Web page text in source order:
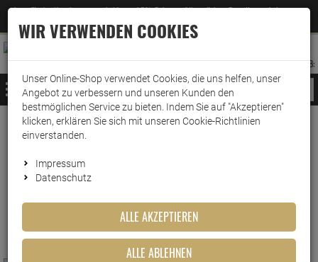
Jetzt für den Newsletter entscheiden und 5% Rabatt auf Ihre nächste Bestellung erhalten
–Zum Newsletter
ANMELDEN
AUFKLAPPEN
MERKZETTEL
WARENKORB:
MENÜ
www.wark24.de Leben & Wohnen Haushaltswaren
WIR VERWENDEN COOKIES
Unser Online-Shop verwendet Cookies, die uns helfen, unser
Angebot zu verbessern und unseren Kunden den
bestmöglichen Service zu bieten. Indem Sie auf "Akzeptieren"
klicken, erklären Sie sich mit unseren Cookie-Richtlinien
einverstanden.
Impressum
Datenschutz
ALLE AKZEPTIEREN
ALLE ABLEHNEN